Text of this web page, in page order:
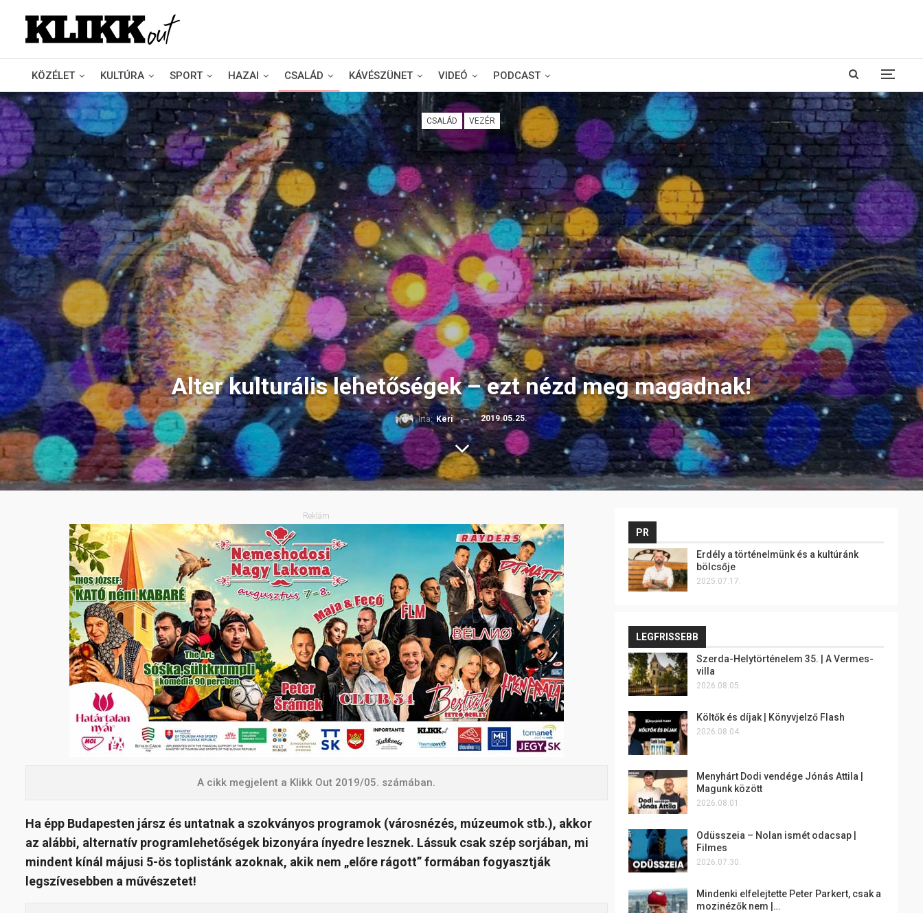
KÖZÉLET KULTÚRA SPORT HAZAI CSALÁD KÁVÉSZÜNET VIDEÓ PODCAST
CSALÁD VEZÉR
Alter kulturális lehetőségek – ezt nézd meg magadnak!
Írta: Këri 2019.05.25.
Reklám
A cikk megjelent a Klikk Out 2019/05. számában.
Ha épp Budapesten jársz és untatnak a szokványos programok (városnézés, múzeumok stb.), akkor
az alábbi, alternatív programlehetőségek bizonyára ínyedre lesznek. Lássuk csak szép sorjában, mi
mindent kínál májusi 5-ös toplistánk azoknak, akik nem „előre rágott” formában fogyasztják
legszívesebben a művészetet!
PR
Erdély a történelmünk és a kultúránk
bölcsője
2025.07.17.
LEGFRISSEBB
Szerda-Helytörténelem 35. | A Vermes-
villa
2026.08.05.
Költők és díjak | Könyvjelző Flash
2026.08.04.
Menyhárt Dodi vendége Jónás Attila |
Magunk között
2026.08.01.
Odüsszeia – Nolan ismét odacsap |
Filmes
2026.07.30.
Mindenki elfelejtette Peter Parkert, csak a
mozinézők nem |…